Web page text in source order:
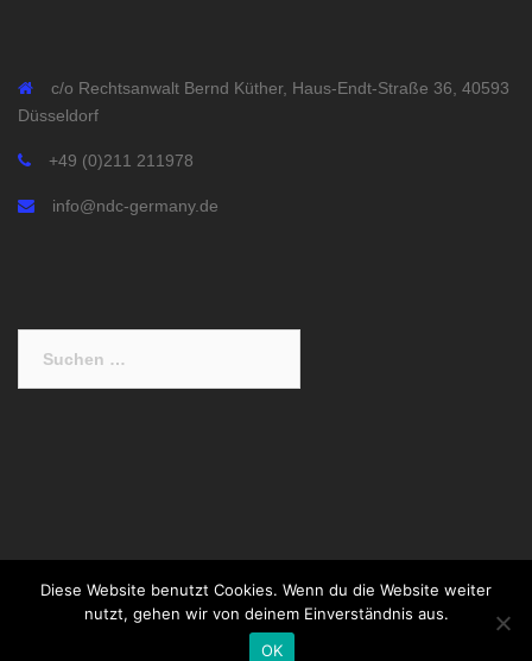
c/o Rechtsanwalt Bernd Küther, Haus-Endt-Straße 36, 40593
Düsseldorf
+49 (0)211 211978
info@ndc-germany.de
nach:
© 2017 NDC Germany e.V. | Impressum Datenschutz
Diese Website benutzt Cookies. Wenn du die Website weiter
nutzt, gehen wir von deinem Einverständnis aus.
OK